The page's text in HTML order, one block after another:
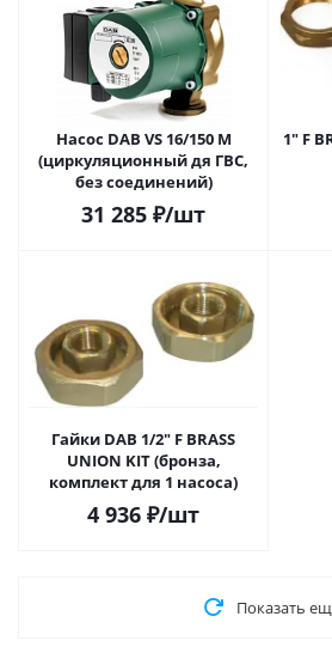
Насос DAB VS 16/150 M
(циркуляционный дя ГВС,
без соединений)
31 285 ₽/шт
1" F
Гайки DAB 1/2" F BRASS
UNION KIT (бронза,
комплект для 1 насоса)
4 936 ₽/шт
Показать